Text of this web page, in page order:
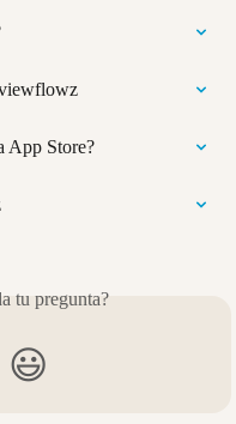
App Store?
tu pregunta?
😃